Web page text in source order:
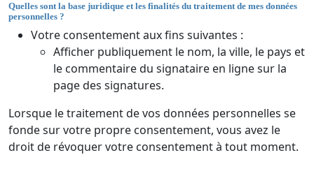
Quelles sont la base juridique et les finalités du traitement de mes données
personnelles ?
Votre consentement aux fins suivantes :
Afficher publiquement le nom, la ville, le pays et
le commentaire du signataire en ligne sur la
page des signatures.
Lorsque le traitement de vos données personnelles se
fonde sur votre propre consentement, vous avez le
droit de révoquer votre consentement à tout moment.